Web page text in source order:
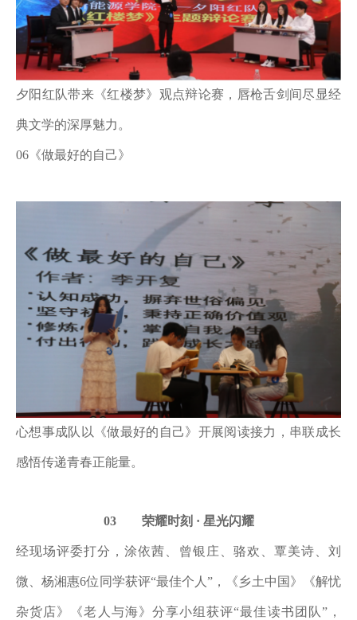
夕阳红队带来《红楼梦》观点辩论赛，唇枪舌剑间尽显经
典文学的深厚魅力。
06《做最好的自己》
心想事成队以《做最好的自己》开展阅读接力，串联成长
感悟传递青春正能量。
03 荣耀时刻 · 星光闪耀
经现场评委打分，涂依茜、曾银庄、骆欢、覃美诗、刘
微、杨湘惠6位同学获评“最佳个人”，《乡土中国》《解忧
杂货店》《老人与海》分享小组获评“最佳读书团队”，